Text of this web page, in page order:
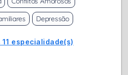
Depressão
11 especialidade(s)